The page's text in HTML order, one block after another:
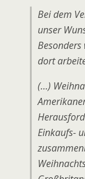
Bei dem
unser
dort
(…)
Einkaufs-